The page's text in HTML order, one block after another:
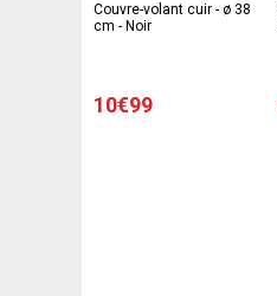
Couvre-volant cuir - ø 38
cm - Noir
10€99